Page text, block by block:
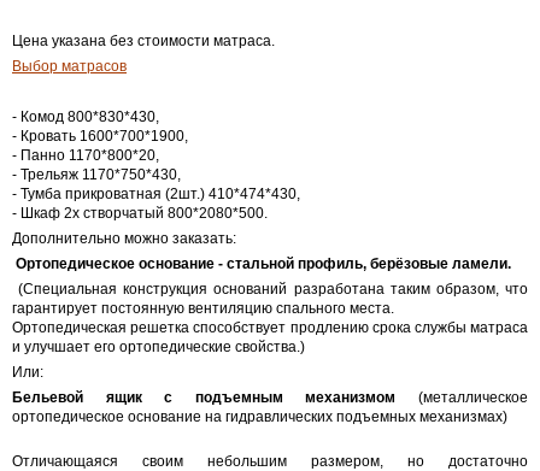
Цена указана без стоимости матраса.
Выбор матрасов
- Комод 800*830*430,
- Кровать 1600*700*1900,
- Панно 1170*800*20,
- Трельяж 1170*750*430,
- Тумба прикроватная (2шт.) 410*474*430,
- Шкаф 2х створчатый 800*2080*500.
Дополнительно можно заказать:
Ортопедическое основание - стальной профиль, берёзовые ламели.
(Специальная конструкция оснований разработана таким образом, что
гарантирует постоянную вентиляцию спального места.
Ортопедическая решетка способствует продлению срока службы матраса
и улучшает его ортопедические свойства.)
Или:
Бельевой ящик с подъемным механизмом
(металлическое
ортопедическое основание на гидравлических подъемных механизмах)
Отличающаяся своим небольшим размером, но достаточно